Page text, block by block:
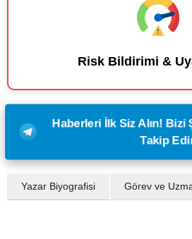
Risk Bildirimi &
Haberleri İlk Siz Alın! Bizi
Takip
Yazar Biyografisi Görev ve